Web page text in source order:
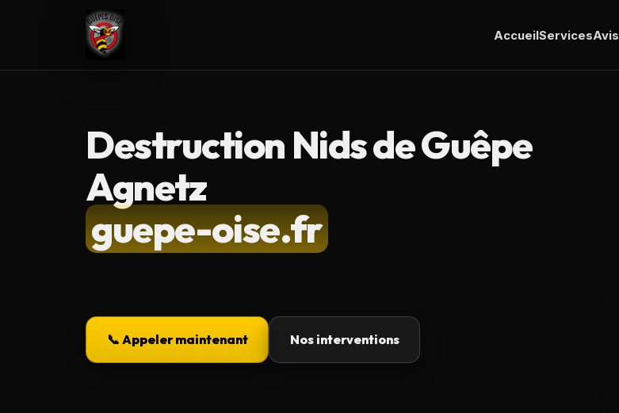
AccueilServicesAvis
Destruction Nids de Guêpe
Agnetz
guepe-oise.fr
📞 Appeler maintenant Nos interventions